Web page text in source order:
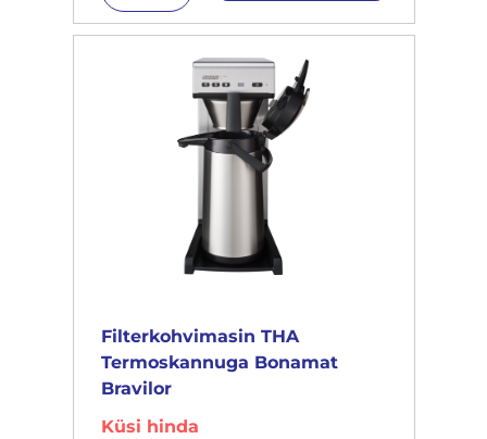
Filterkohvimasin THA
Termoskannuga Bonamat
Bravilor
Küsi hinda